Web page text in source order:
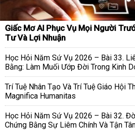
Giấc Mơ AI Phục Vụ Mọi Người
Tư Và Lợi Nhuận
Học Hỏi Năm Sứ Vụ 2026 – Bài 33.
Bằng: Làm Muối Ướp Đời Trong Kinh
Trí Tuệ Nhân Tạo Và Trí Tuệ Giáo Hội
Magnifica Humanitas
Học Hỏi Năm Sứ Vụ 2026 – Bài 32.
Chứng Bằng Sự Liêm Chính Và Tận